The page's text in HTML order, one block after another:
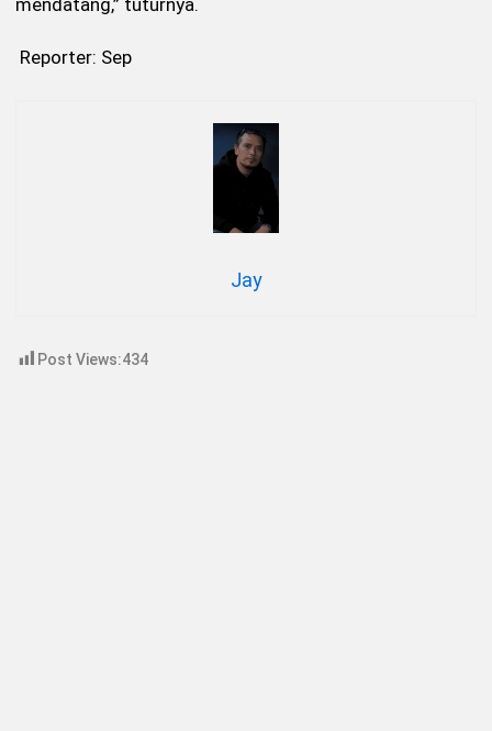
Reporter: Sep
Jay
Post Views:434